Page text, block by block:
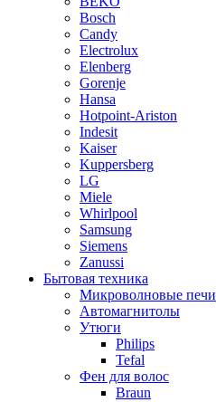
Bosch
Candy
Electrolux
Elenberg
Gorenje
Hansa
Hotpoint-Ariston
Indesit
Kaiser
Kuppersberg
LG
Miele
Whirlpool
Samsung
Siemens
Zanussi
Бытовая техника
Микроволновые печи
Автомагнитолы
Утюги
Philips
Tefal
Фен для волос
Braun